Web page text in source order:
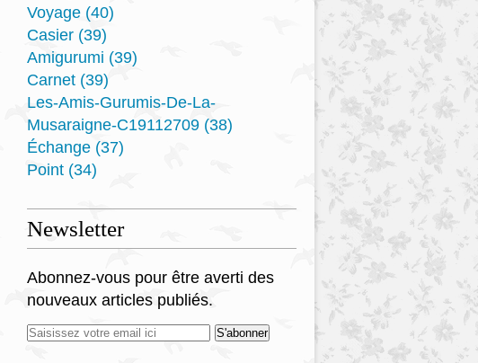
Voyage (40)
Casier (39)
Amigurumi (39)
Carnet (39)
Les-Amis-Gurumis-De-La-
Musaraigne-C19112709 (38)
Échange (37)
Point (34)
Newsletter
Abonnez-vous pour être averti des
nouveaux articles publiés.